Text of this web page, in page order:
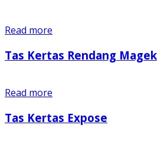
Read more
Tas Kertas Rendang Magek
Read more
Tas Kertas Expose